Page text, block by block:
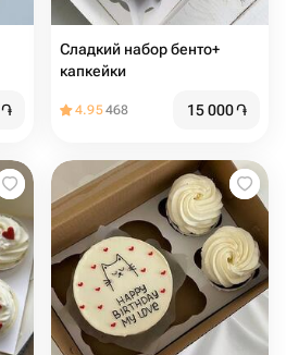
֏
Сладкий набор бенто+
капкейки
4.95468 15 000֏